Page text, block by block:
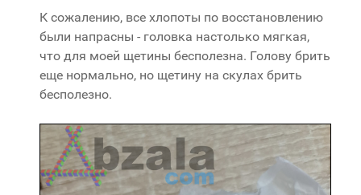
К сожалению, все хлопоты по восстановлению
были напрасны - головка настолько мягкая,
что для моей щетины бесполезна. Голову брить
еще нормально, но щетину на скулах брить
бесполезно.